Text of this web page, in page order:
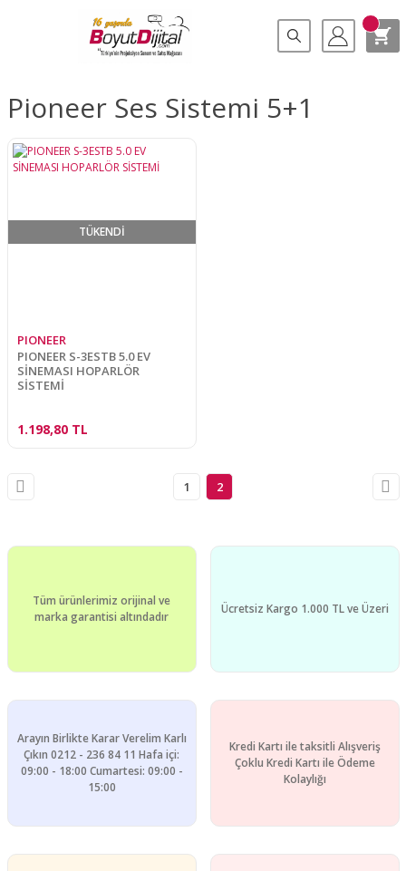
Pioneer Ses Sistemi 5+1
TÜKENDİ
PIONEER
PIONEER S-3ESTB 5.0 EV
SİNEMASI HOPARLÖR
SİSTEMİ
1.198,80 TL
1 2
Tüm ürünlerimiz orijinal ve
marka garantisi altındadır
Ücretsiz Kargo 1.000 TL ve Üzeri
Arayın Birlikte Karar Verelim Karlı
Çıkın 0212 - 236 84 11 Hafa içi:
09:00 - 18:00 Cumartesi: 09:00 -
15:00
Kredi Kartı ile taksitli Alışveriş
Çoklu Kredi Kartı ile Ödeme
Kolaylığı